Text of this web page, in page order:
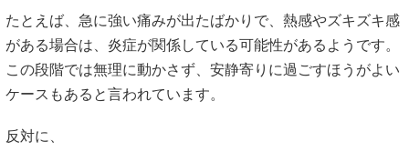
たとえば、急に強い痛みが出たばかりで、熱感やズキズキ感
がある場合は、炎症が関係している可能性があるようです。
この段階では無理に動かさず、安静寄りに過ごすほうがよい
ケースもあると言われています。
反対に、